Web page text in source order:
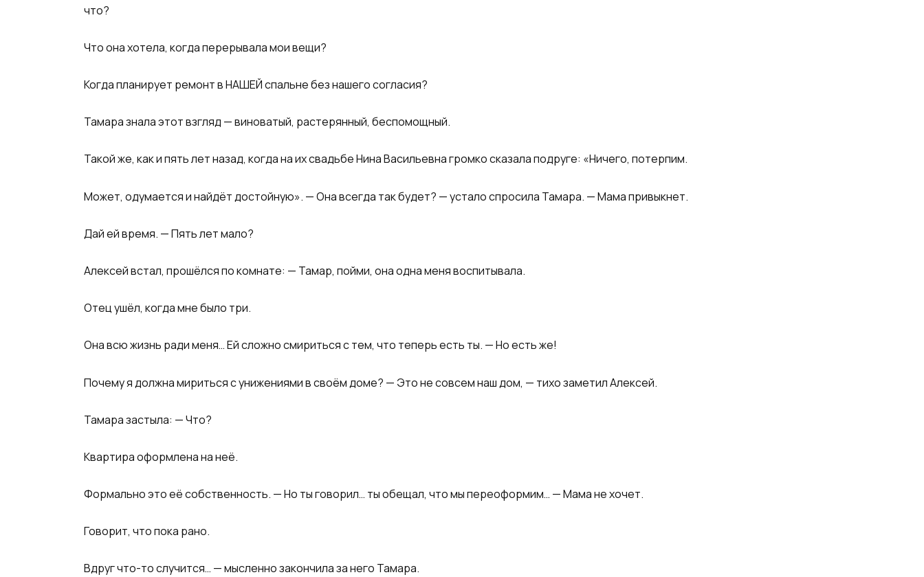
что?
Что она хотела, когда перерывала мои вещи?
Когда планирует ремонт в НАШЕЙ спальне без нашего согласия?
Тамара знала этот взгляд — виноватый, растерянный, беспомощный.
Такой же, как и пять лет назад, когда на их свадьбе Нина Васильевна громко сказала подруге: «Ничего, потерпим.
Может, одумается и найдёт достойную». — Она всегда так будет? — устало спросила Тамара. — Мама привыкнет.
Дай ей время. — Пять лет мало?
Алексей встал, прошёлся по комнате: — Тамар, пойми, она одна меня воспитывала.
Отец ушёл, когда мне было три.
Она всю жизнь ради меня… Ей сложно смириться с тем, что теперь есть ты. — Но есть же!
Почему я должна мириться с унижениями в своём доме? — Это не совсем наш дом, — тихо заметил Алексей.
Тамара застыла: — Что?
Квартира оформлена на неё.
Формально это её собственность. — Но ты говорил… ты обещал, что мы переоформим… — Мама не хочет.
Говорит, что пока рано.
Вдруг что-то случится… — мысленно закончила за него Тамара.